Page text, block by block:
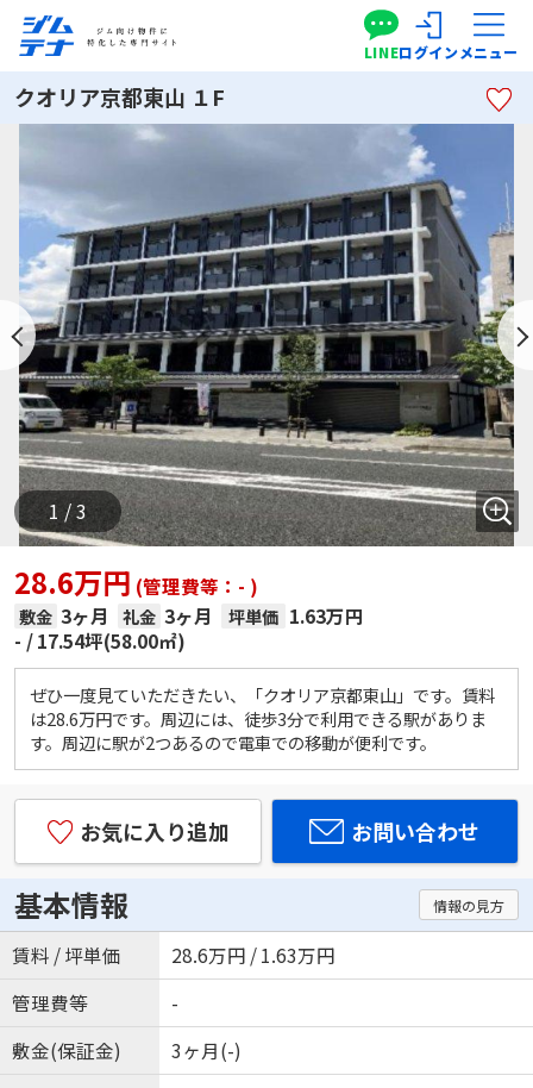
LINEログインメニュー
クオリア京都東山 １F
1 / 3
28.6万円 (管理費等：- )
敷金 3ヶ月 礼金 3ヶ月 坪単価 1.63万円
-
17.54坪(58.00㎡)
ぜひ一度見ていただきたい、「クオリア京都東山」です。賃料
は28.6万円です。周辺には、徒歩3分で利用できる駅がありま
す。周辺に駅が2つあるので電車での移動が便利です。
お気に入り追加 お問い合わせ
基本情報 情報の見方
賃料 / 坪単価
28.6万円 / 1.63万円
管理費等
-
敷金(保証金)
3ヶ月(-)